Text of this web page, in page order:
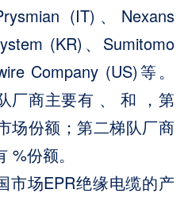
(IT)、Nexans
(KR)、Sumitomo
Company (US)等。
厂商主要有 、 和 ，第
场份额；第二梯队厂商
份额。
市场EPR绝缘电缆的产